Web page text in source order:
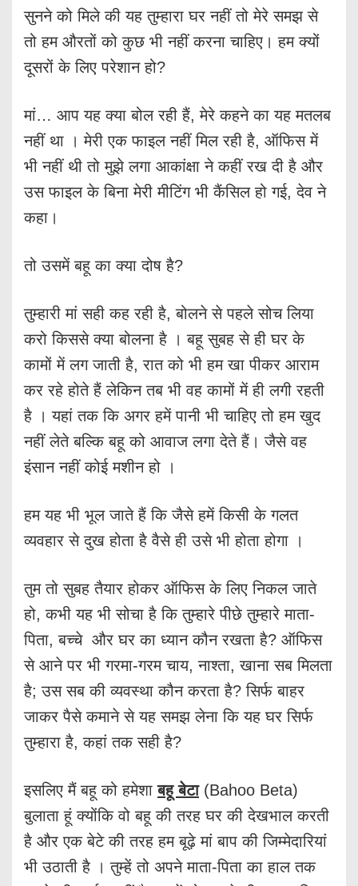
सुनने को मिले की यह तुम्हारा घर नहीं तो मेरे समझ से
तो हम औरतों को कुछ भी नहीं करना चाहिए। हम क्यों
दूसरों के लिए परेशान हो?
मां… आप यह क्या बोल रही हैं, मेरे कहने का यह मतलब
नहीं था । मेरी एक फाइल नहीं मिल रही है, ऑफिस में
भी नहीं थी तो मुझे लगा आकांक्षा ने कहीं रख दी है और
उस फाइल के बिना मेरी मीटिंग भी कैंसिल हो गई, देव ने
कहा।
तो उसमें बहू का क्या दोष है?
तुम्हारी मां सही कह रही है, बोलने से पहले सोच लिया
करो किससे क्या बोलना है । बहू सुबह से ही घर के
कामों में लग जाती है, रात को भी हम खा पीकर आराम
कर रहे होते हैं लेकिन तब भी वह कामों में ही लगी रहती
है । यहां तक कि अगर हमें पानी भी चाहिए तो हम खुद
नहीं लेते बल्कि बहू को आवाज लगा देते हैं। जैसे वह
इंसान नहीं कोई मशीन हो ।
हम यह भी भूल जाते हैं कि जैसे हमें किसी के गलत
व्यवहार से दुख होता है वैसे ही उसे भी होता होगा ।
तुम तो सुबह तैयार होकर ऑफिस के लिए निकल जाते
हो, कभी यह भी सोचा है कि तुम्हारे पीछे तुम्हारे माता-
पिता, बच्चे और घर का ध्यान कौन रखता है? ऑफिस
से आने पर भी गरमा-गरम चाय, नाश्ता, खाना सब मिलता
है; उस सब की व्यवस्था कौन करता है? सिर्फ बाहर
जाकर पैसे कमाने से यह समझ लेना कि यह घर सिर्फ
तुम्हारा है, कहां तक सही है?
इसलिए मैं बहू को हमेशाबहू बेटा(Bahoo Beta)
बुलाता हूं क्योंकि वो बहू की तरह घर की देखभाल करती
है और एक बेटे की तरह हम बूढ़े मां बाप की जिम्मेदारियां
भी उठाती है । तुम्हें तो अपने माता-पिता का हाल तक